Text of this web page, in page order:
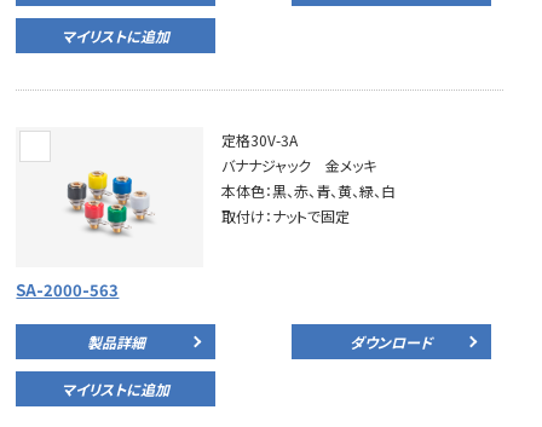
マイリストに追加
SA-2000-563
定格30V-3A
バナナジャック 金メッキ
本体色：黒、赤、青、黄、緑、白
取付け：ナットで固定
製品詳細 ダウンロード
マイリストに追加